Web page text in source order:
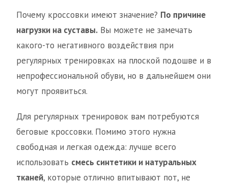
Почему кроссовки имеют значение? По причине
нагрузки на суставы. Вы можете не замечать
какого-то негативного воздействия при
регулярных тренировках на плоской подошве и в
непрофессиональной обуви, но в дальнейшем они
могут проявиться.
Для регулярных тренировок вам потребуются
беговые кроссовки. Помимо этого нужна
свободная и легкая одежда: лучше всего
использовать смесь синтетики и натуральных
тканей, которые отлично впитывают пот, не